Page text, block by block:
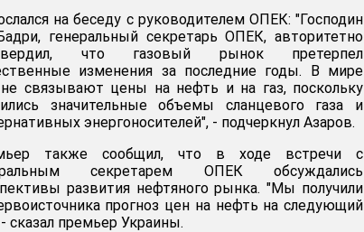
на беседу с руководителем ОПЕК: "Господин
генеральный секретарь ОПЕК, авторитетно
что газовый рынок претерпел
изменения за последние годы. В мире
связывают цены на нефть и на газ, поскольку
значительные объемы сланцевого газа и
энергоносителей", - подчеркнул Азаров.
также сообщил, что в ходе встречи с
секретарем ОПЕК обсуждались
развития нефтяного рынка. "Мы получили
прогноз цен на нефть на следующий
- сказал премьер Украины.